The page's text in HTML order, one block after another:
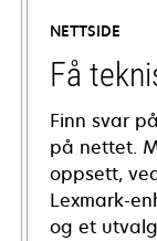
NETTSIDE
Få
Finn svar
på nettet.
oppsett,
Lexmark-
og et